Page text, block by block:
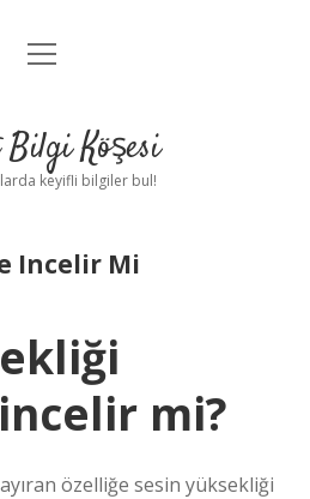
Anasayfa
Uyarı
menüyü
Köşesi
keyifli bilgiler bul!
Incelir Mi
mi?
özelliğe sesin yüksekliği